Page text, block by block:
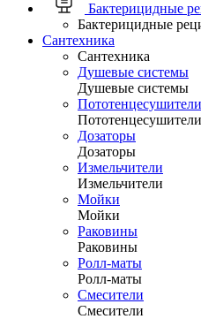
Бактерицидные
Бактерицидные
Сантехника
Сантехника
Душевые системы
Душевые системы
Пототенцесушители
Пототенцесушители
Дозаторы
Дозаторы
Измельчители
Измельчители
Мойки
Мойки
Раковины
Раковины
Ролл-маты
Ролл-маты
Смесители
Смесители